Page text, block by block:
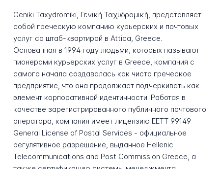
Geniki Taxydromiki, Γενική Ταχυδρομική, представляет
собой греческую компанию курьерских и почтовых
услуг со штаб-квартирой в Attica, Greece.
Основанная в 1994 году людьми, которых называют
пионерами курьерских услуг в Greece, компания с
самого начала создавалась как чисто греческое
предприятие, что она продолжает подчеркивать как
элемент корпоративной идентичности. Работая в
качестве зарегистрированного публичного почтового
оператора, компания имеет лицензию EETT 99149
General License of Postal Services - официальное
регулятивное разрешение, выданное Hellenic
Telecommunications and Post Commission Greece, а